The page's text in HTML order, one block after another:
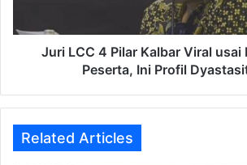
Nilai
Peserta,Juri LCC 4 Pilar Kalbar Viral usai
Peserta, Ini Profil
Related Articles